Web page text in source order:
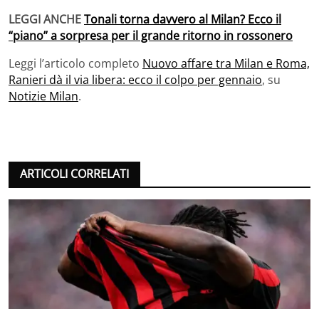
LEGGI ANCHETonali torna davvero al Milan? Ecco il
“piano” a sorpresa per il grande ritorno in rossonero
Leggi l’articolo completo Nuovo affare tra Milan e Roma,
Ranieri dà il via libera: ecco il colpo per gennaio, su
Notizie Milan.
ARTICOLI CORRELATI